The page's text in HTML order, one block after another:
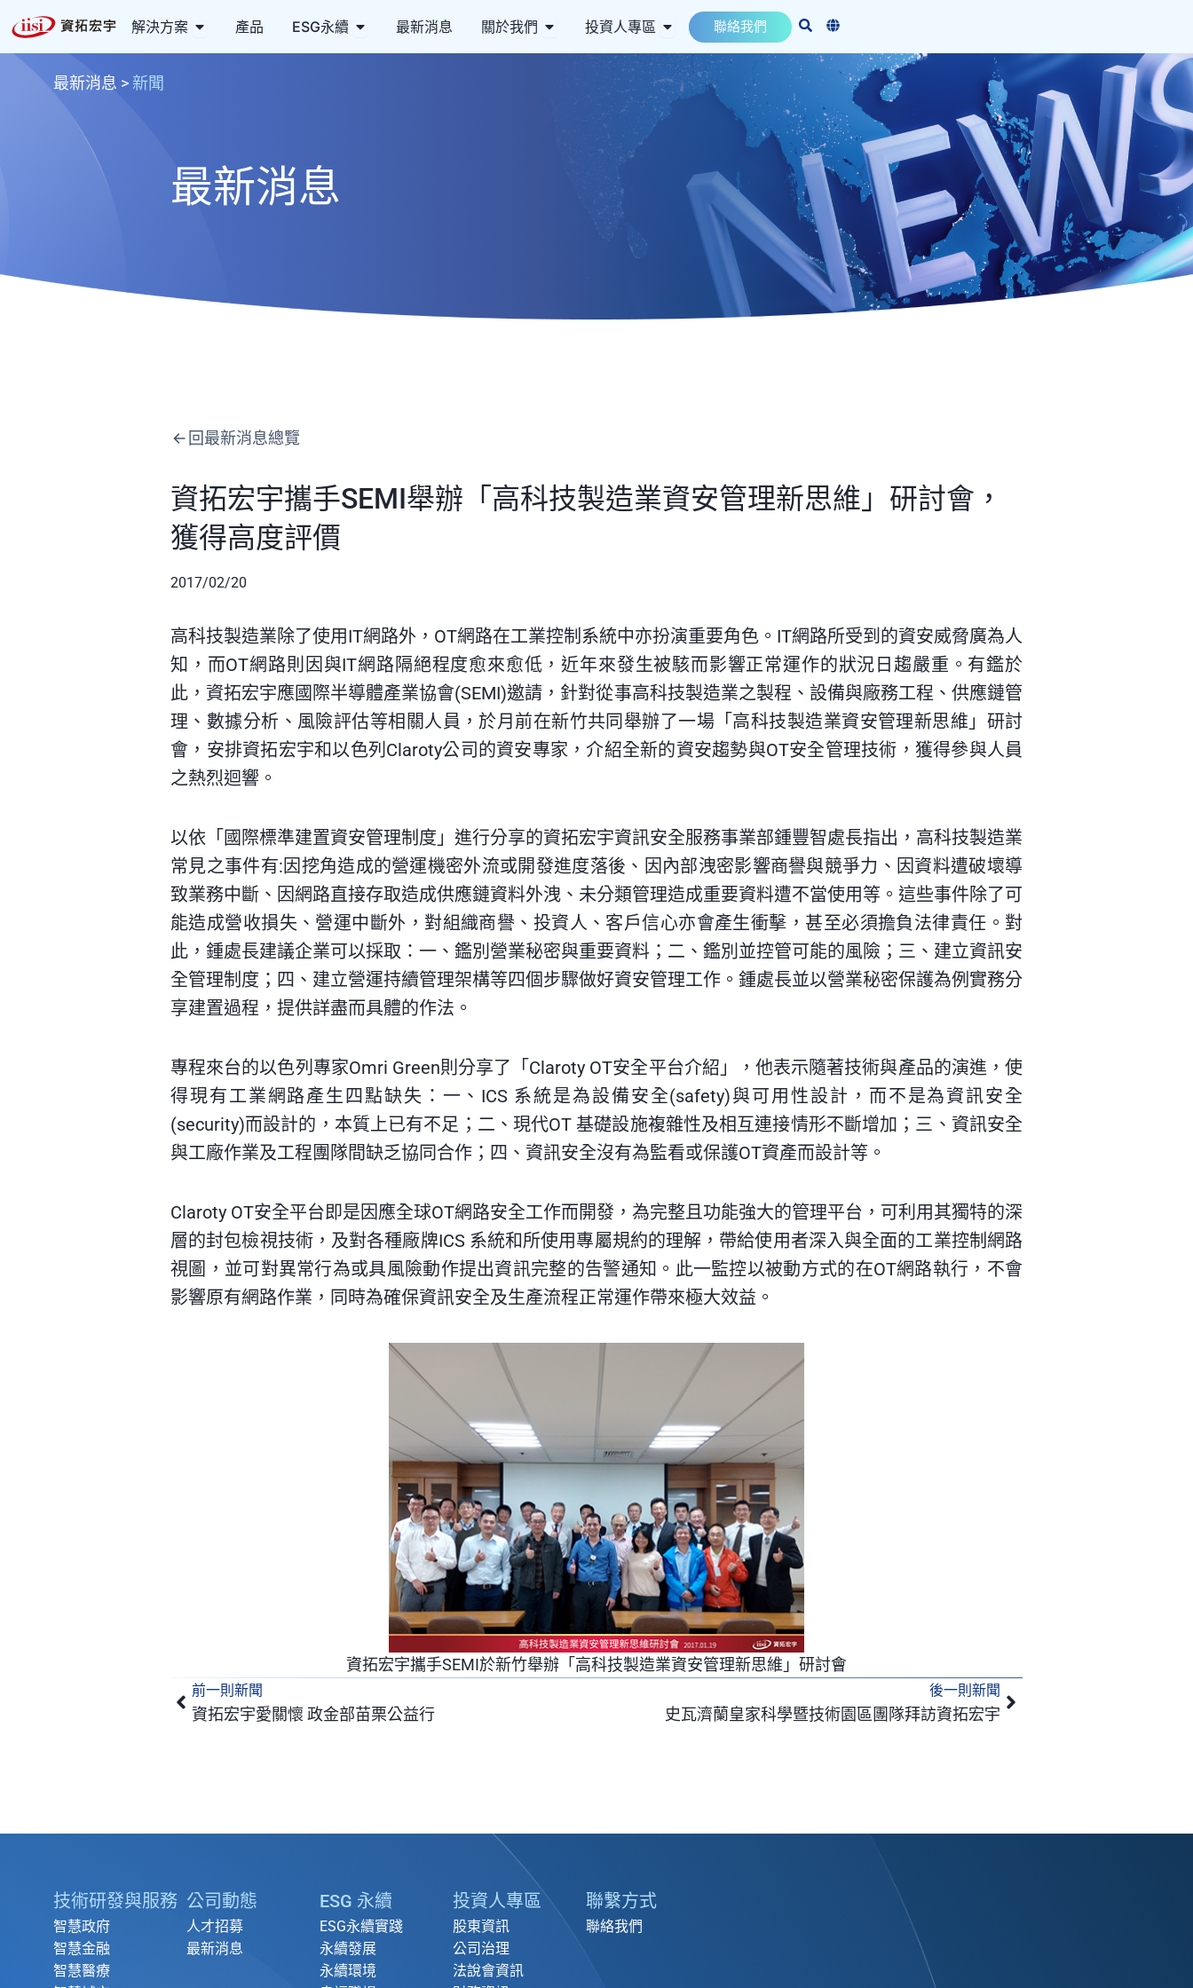
至
主
解決方案 Open 解決方案
產品 ESG永續 Open ESG永續
最新消息 關於我們 Open 關於我們
投資人專區 Open 投資人專區
聯絡我們
最新消息 > 新聞
最新消息
回最新消息總覽
資拓宏宇攜手SEMI舉辦「高科技製造業資安管理新思維」研討會，
獲得高度評價
2017/02/20
高科技製造業除了使用IT網路外，OT網路在工業控制系統中亦扮演重要角色。IT網路所受到的資安威脅廣為人
知，而OT網路則因與IT網路隔絕程度愈來愈低，近年來發生被駭而影響正常運作的狀況日趨嚴重。有鑑於
此，資拓宏宇應國際半導體產業協會(SEMI)邀請，針對從事高科技製造業之製程、設備與廠務工程、供應鏈管
理、數據分析、風險評估等相關人員，於月前在新竹共同舉辦了一場「高科技製造業資安管理新思維」研討
會，安排資拓宏宇和以色列Claroty公司的資安專家，介紹全新的資安趨勢與OT安全管理技術，獲得參與人員
之熱烈迴響。
以依「國際標準建置資安管理制度」進行分享的資拓宏宇資訊安全服務事業部鍾豐智處長指出，高科技製造業
常見之事件有:因挖角造成的營運機密外流或開發進度落後、因內部洩密影響商譽與競爭力、因資料遭破壞導
致業務中斷、因網路直接存取造成供應鏈資料外洩、未分類管理造成重要資料遭不當使用等。這些事件除了可
能造成營收損失、營運中斷外，對組織商譽、投資人、客戶信心亦會產生衝擊，甚至必須擔負法律責任。對
此，鍾處長建議企業可以採取：一、鑑別營業秘密與重要資料；二、鑑別並控管可能的風險；三、建立資訊安
全管理制度；四、建立營運持續管理架構等四個步驟做好資安管理工作。鍾處長並以營業秘密保護為例實務分
享建置過程，提供詳盡而具體的作法。
專程來台的以色列專家Omri Green則分享了「Claroty OT安全平台介紹」，他表示隨著技術與產品的演進，使
得現有工業網路產生四點缺失：一、ICS 系統是為設備安全(safety)與可用性設計，而不是為資訊安全
(security)而設計的，本質上已有不足；二、現代OT 基礎設施複雜性及相互連接情形不斷增加；三、資訊安全
與工廠作業及工程團隊間缺乏協同合作；四、資訊安全沒有為監看或保護OT資產而設計等。
Claroty OT安全平台即是因應全球OT網路安全工作而開發，為完整且功能強大的管理平台，可利用其獨特的深
層的封包檢視技術，及對各種廠牌ICS 系統和所使用專屬規約的理解，帶給使用者深入與全面的工業控制網路
視圖，並可對異常行為或具風險動作提出資訊完整的告警通知。此一監控以被動方式的在OT網路執行，不會
影響原有網路作業，同時為確保資訊安全及生產流程正常運作帶來極大效益。
資拓宏宇攜手SEMI於新竹舉辦「高科技製造業資安管理新思維」研討會
上一頁
前一則新聞
資拓宏宇愛關懷 政金部苗栗公益行
後一則新聞
史瓦濟蘭皇家科學暨技術園區團隊拜訪資拓宏宇
下一篇
技術研發與服務
智慧政府
智慧金融
智慧醫療
公司動態
人才招募
最新消息
ESG 永續
ESG永續實踐
永續發展
永續環境
投資人專區
股東資訊
公司治理
法說會資訊
聯繫方式
聯絡我們